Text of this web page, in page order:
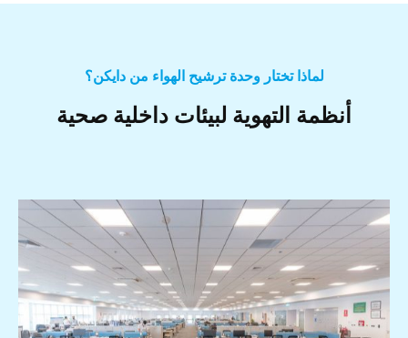
لماذا تختار وحدة ترشيح الهواء من دايكن؟
أنظمة التهوية لبيئات داخلية صحية